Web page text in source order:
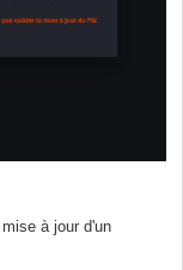
à jour d'un